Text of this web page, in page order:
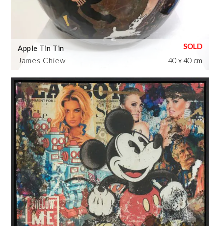
James Chiew
Apple Tin Tin
40 x 40 cm